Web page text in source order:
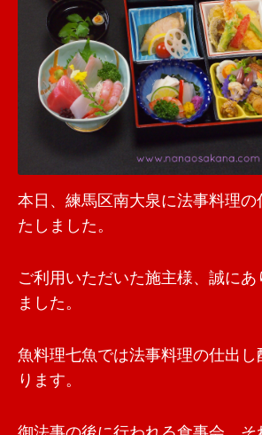
本日、練馬区南大泉に法事料理の
たしました。
ご利用いただいた施主様、誠にあ
ました。
魚料理七魚では法事料理の仕出し
ります。